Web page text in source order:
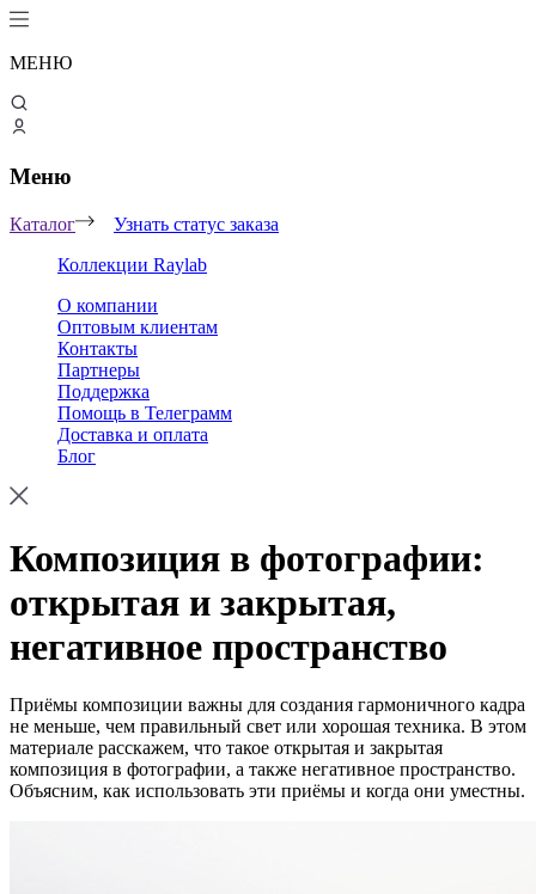
МЕНЮ
Меню
Каталог
Узнать статус заказа
Коллекции Raylab
О компании
Оптовым клиентам
Контакты
Партнеры
Поддержка
Помощь в Телеграмм
Доставка и оплата
Блог
Композиция в фотографии:
открытая и закрытая,
негативное пространство
Приёмы композиции важны для создания гармоничного кадра
не меньше, чем правильный свет или хорошая техника. В этом
материале расскажем, что такое открытая и закрытая
композиция в фотографии, а также негативное пространство.
Объясним, как использовать эти приёмы и когда они уместны.